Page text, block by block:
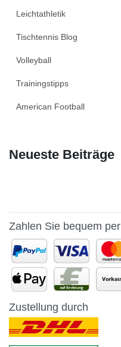
Leichtathletik
Tischtennis Blog
Volleyball
Trainingstipps
American Football
Neueste Beiträge
Zahlen Sie bequem per
Zustellung durch